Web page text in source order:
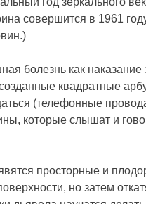
совершится в 1961
болезнь как
квадратные
(телефонные
которые слышат и
просторные и
но затем